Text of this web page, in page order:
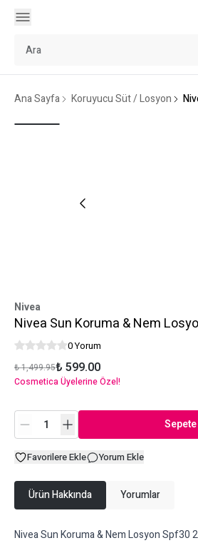
Ana Sayfa Koruyucu Süt / Losyon
Nivea
Nivea Sun Koruma & Nem
0 Yorum
₺ 1,499.95₺ 599.00
Cosmetica Üyelerine Özel!
Favorilere Ekle Yorum Ekle
Ürün Hakkında Yorumlar
Nivea Sun Koruma & Nem Losyon Spf30